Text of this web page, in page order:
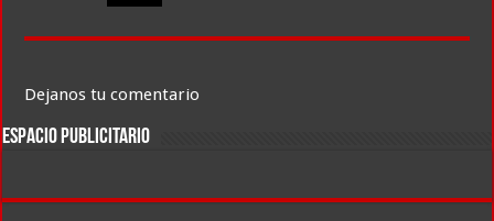
Dejanos tu comentario
ESPACIO PUBLICITARIO